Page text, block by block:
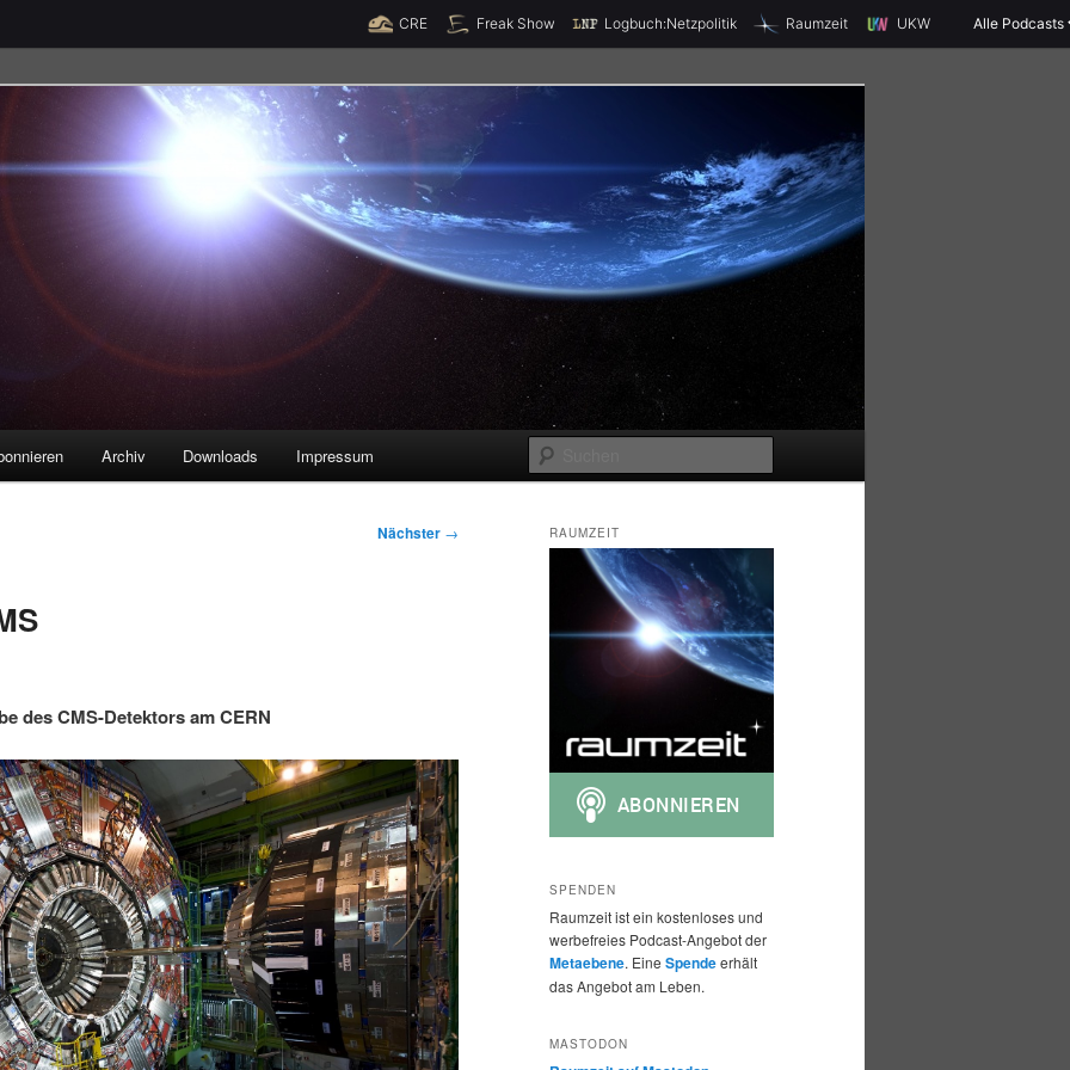
Spende jetzt!
CRE Freak Show Logbuch:Netzpolitik Raumzeit UKW Alle Podcasts
u
Archiv Downloads Impressum
Nächster →
des CMS-Detektors am CERN
RAUMZEIT
SPENDEN
Raumzeit ist ein kostenloses und
werbefreies Podcast-Angebot der
Metaebene. Eine Spendeerhält
das Angebot am Leben.
MASTODON